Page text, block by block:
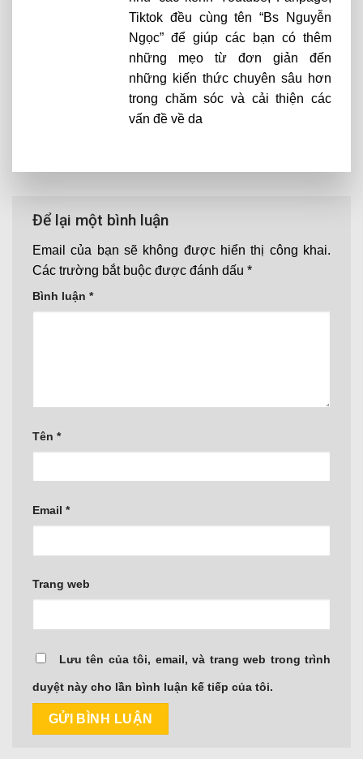
Tiktok đều cùng tên “Bs Nguyễn
Ngọc” để giúp các bạn có thêm
những mẹo từ đơn giản đến
những kiến thức chuyên sâu hơn
trong chăm sóc và cải thiện các
vấn đề về da
Để lại một bình luận
Email của bạn sẽ không được hiển thị công khai.
Các trường bắt buộc được đánh dấu *
Bình luận *
Tên *
Email *
Trang web
Lưu tên của tôi, email, và trang web trong trình
duyệt này cho lần bình luận kế tiếp của tôi.